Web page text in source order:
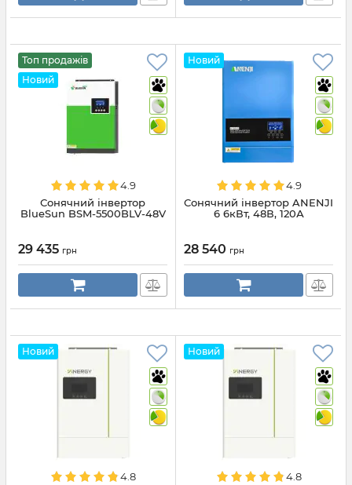
Топ продажів
Новий
4.9
Сонячний інвертор
BlueSun BSM-5500BLV-48V
29 435 грн
Новий
4.9
Сонячний інвертор ANENJI
6 6кВт, 48В, 120А
28 540 грн
Новий
4.8
Новий
4.8